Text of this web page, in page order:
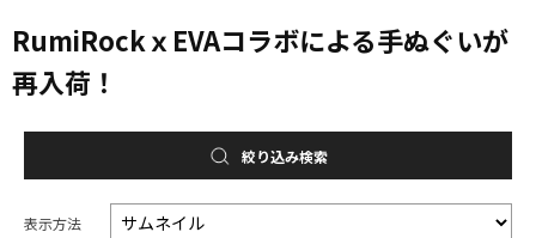
RumiRockｘEVAコラボによる手ぬぐいが
再入荷！
絞り込み検索
表示方法